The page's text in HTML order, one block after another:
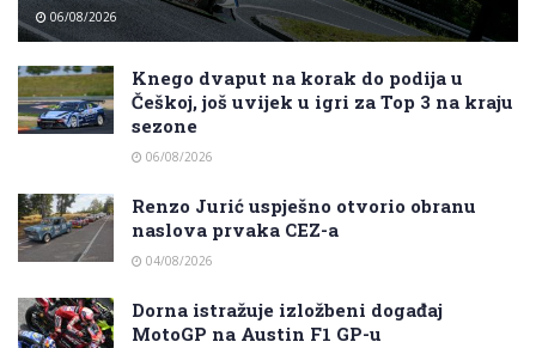
06/08/2026
Knego dvaput na korak do podija u
Češkoj, još uvijek u igri za Top 3 na kraju
sezone
06/08/2026
Renzo Jurić uspješno otvorio obranu
naslova prvaka CEZ-a
04/08/2026
Dorna istražuje izložbeni događaj
MotoGP na Austin F1 GP-u